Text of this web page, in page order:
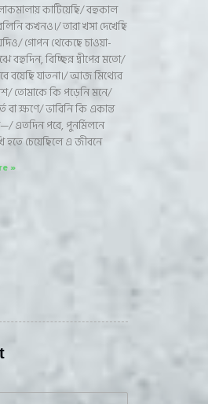
কাটিয়েছি/ বহুকাল
কখনও।/ তারা খসা দেখেছি
গোপন থেকেছে চাওয়া-
বহুদিন, বিচ্ছিন্ন দ্বীপের মতো/
বয়েছি যাতনা।/ আজ মিথ্যের
তোমাকে কি পড়েনি মনে/
বা ক্ষণে/ ভাবিনি কি একান্ত
এতদিন পরে, পুনর্মিলনে
হতে চেয়েছিলে এ জীবনে
»